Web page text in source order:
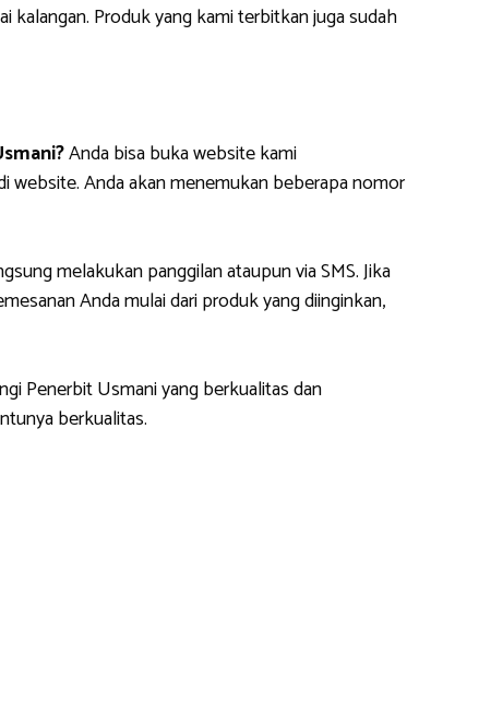
Produk yang kami terbitkan juga sudah
Anda bisa buka website kami
website. Anda akan menemukan beberapa nomor
melakukan panggilan ataupun via SMS. Jika
Anda mulai dari produk yang diinginkan,
Penerbit Usmani yang berkualitas dan
berkualitas.